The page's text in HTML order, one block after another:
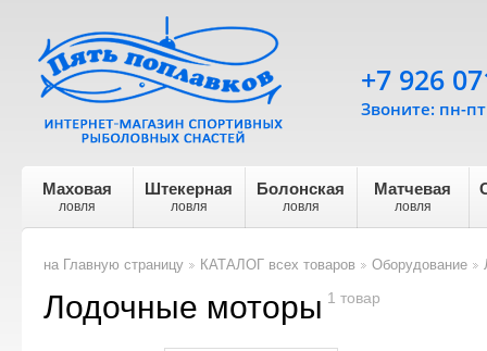
Маховая
ловля
Штекерная
ловля
Болонская
ловля
Матчевая
ловля
+7 926
Звоните: пн-
на Главную страницу
КАТАЛОГ всех товаров
Оборудование
Лодочные моторы 1 товар